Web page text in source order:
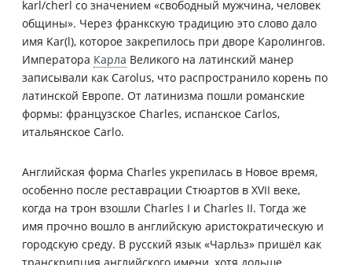
karl/cherl со значением «свободный мужчина, человек
общины». Через франкскую традицию это слово дало
имя Kar(l), которое закрепилось при дворе Каролингов.
Императора Карла Великого на латинский манер
записывали как Carolus, что распространило корень по
латинской Европе. От латинизма пошли романские
формы: французское Charles, испанское Carlos,
итальянское Carlo.
Английская форма Charles укрепилась в Новое время,
особенно после реставрации Стюартов в XVII веке,
когда на трон взошли Charles I и Charles II. Тогда же
имя прочно вошло в английскую аристократическую и
городскую среду. В русский язык «Чарльз» пришёл как